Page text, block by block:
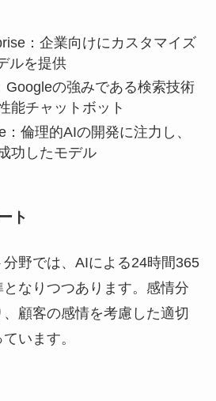
：企業向けにカスタマイズ
ルを提供
Googleの強みである検索技術
能チャットボット
倫理的AIの開発に注力し、
功したモデル
ト
野では、AIによる24時間365
なりつつあります。感情分
顧客の感情を考慮した適切
います。